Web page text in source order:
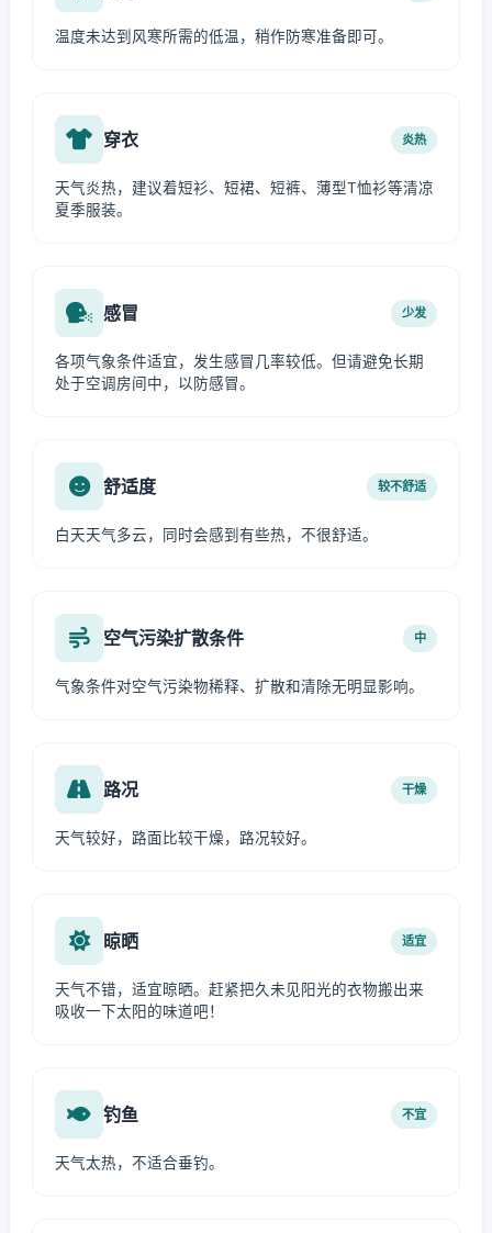
温度未达到风寒所需的低温，稍作防寒准备即可。
穿衣 炎热
天气炎热，建议着短衫、短裙、短裤、薄型T恤衫等清凉
夏季服装。
感冒 少发
各项气象条件适宜，发生感冒几率较低。但请避免长期
处于空调房间中，以防感冒。
舒适度 较不舒适
白天天气多云，同时会感到有些热，不很舒适。
空气污染扩散条件 中
气象条件对空气污染物稀释、扩散和清除无明显影响。
路况 干燥
天气较好，路面比较干燥，路况较好。
晾晒 适宜
天气不错，适宜晾晒。赶紧把久未见阳光的衣物搬出来
吸收一下太阳的味道吧！
钓鱼 不宜
天气太热，不适合垂钓。